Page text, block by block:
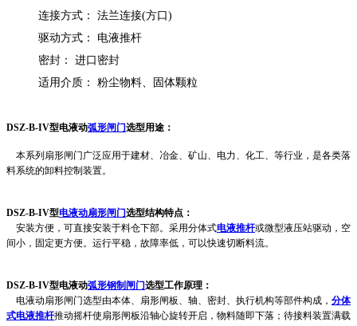
连接方式： 法兰连接(方口)
驱动方式： 电液推杆
密封： 进口密封
适用介质： 粉尘物料、固体颗粒
DSZ-B-IV型电液动弧形闸门选型用途：
本系列扇形闸门广泛应用于建材、冶金、矿山、电力、化工、等行业，是各类落
料系统的卸料控制装置。
DSZ-B-IV型电液动扇形闸门选型结构特点：
安装方便，可直接安装于料仓下部。采用分体式电液推杆或微型液压站驱动，空
间小，固定更方便。运行平稳，故障率低，可以快速切断料流。
DSZ-B-IV型电液动弧形钢制闸门选型工作原理：
电液动扇形闸门选型由本体、扇形闸板、轴、密封、执行机构等部件构成， 分体
式电液推杆推动摇杆使扇形闸板沿轴心旋转开启，物料随即下落；待接料装置满载